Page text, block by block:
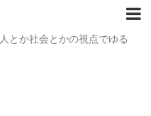
とか社会とかの視点でゆる